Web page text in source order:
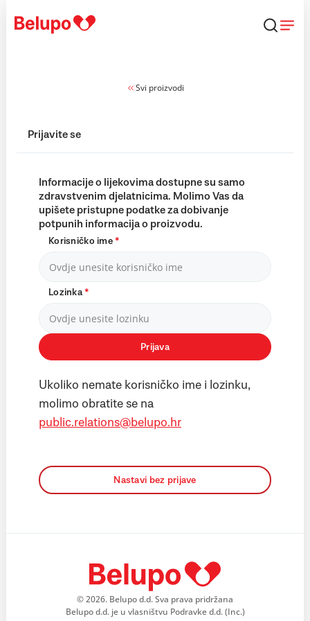
Svi proizvodi
Prijavite se
Informacije o lijekovima dostupne su samo
zdravstvenim djelatnicima. Molimo Vas da
upišete pristupne podatke za dobivanje
potpunih informacija o proizvodu.
Korisničko ime*
Lozinka*
Prijava
Ukoliko nemate korisničko ime i lozinku,
molimo obratite se na
public.relations@belupo.hr
Nastavi bez prijave
© 2026. Belupo d.d. Sva prava pridržana
Belupo d.d. je u vlasništvu Podravke d.d. (Inc.)